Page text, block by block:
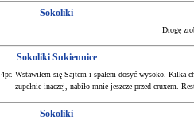
Sokoliki
Drogę
Sokoliki Sukiennice
4pr. Wstawiłem się Sajtem i spałem dosyć wysoko. Kilka
zupełnie inaczej, nabiło mnie jeszcze przed cruxem.
Sokoliki